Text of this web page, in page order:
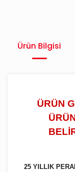
Ürün Bilgisi
ÜRÜN
25 YILLIK